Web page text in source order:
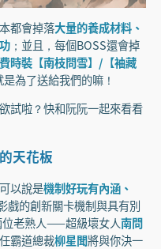
都會掉落大量的養成材料、
；並且，每個BOSS還會掉
時裝【南枝問雪】/【袖藏
為了送給我們的嘛！
啦？快和阮阮一起來看看
天花板
以說是機制好玩有內涵、
戲的創新關卡機制與具有別
位老熟人——超級壞女人南問
霸道總裁柳星聞將與你決一